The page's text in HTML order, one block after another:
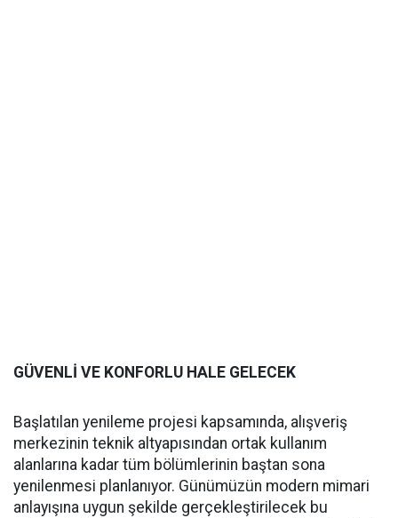
GÜVENLİ VE KONFORLU HALE GELECEK
Başlatılan yenileme projesi kapsamında, alışveriş
merkezinin teknik altyapısından ortak kullanım
alanlarına kadar tüm bölümlerinin baştan sona
yenilenmesi planlanıyor. Günümüzün modern mimari
anlayışına uygun şekilde gerçekleştirilecek bu